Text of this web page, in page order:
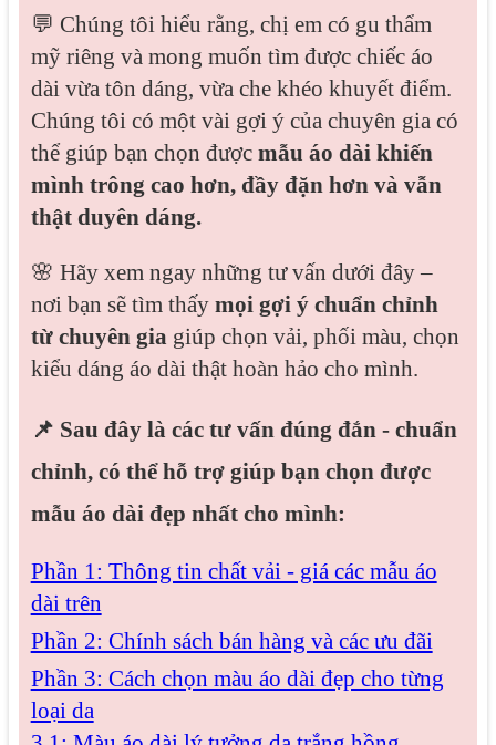
💬 Chúng tôi hiểu rằng, chị em có gu thẩm
mỹ riêng và mong muốn tìm được chiếc áo
dài vừa tôn dáng, vừa che khéo khuyết điểm.
Chúng tôi có một vài gợi ý của chuyên gia có
thể giúp bạn chọn được mẫu áo dài khiến
mình trông cao hơn, đầy đặn hơn và vẫn
thật duyên dáng.
🌸 Hãy xem ngay những tư vấn dưới đây –
nơi bạn sẽ tìm thấy mọi gợi ý chuẩn chỉnh
từ chuyên gia giúp chọn vải, phối màu, chọn
kiểu dáng áo dài thật hoàn hảo cho mình.
📌 Sau đây là các tư vấn đúng đắn - chuẩn
chỉnh, có thể hỗ trợ giúp bạn chọn được
mẫu áo dài đẹp nhất cho mình:
Phần 1: Thông tin chất vải - giá các mẫu áo
dài trên
Phần 2: Chính sách bán hàng và các ưu đãi
Phần 3: Cách chọn màu áo dài đẹp cho từng
loại da